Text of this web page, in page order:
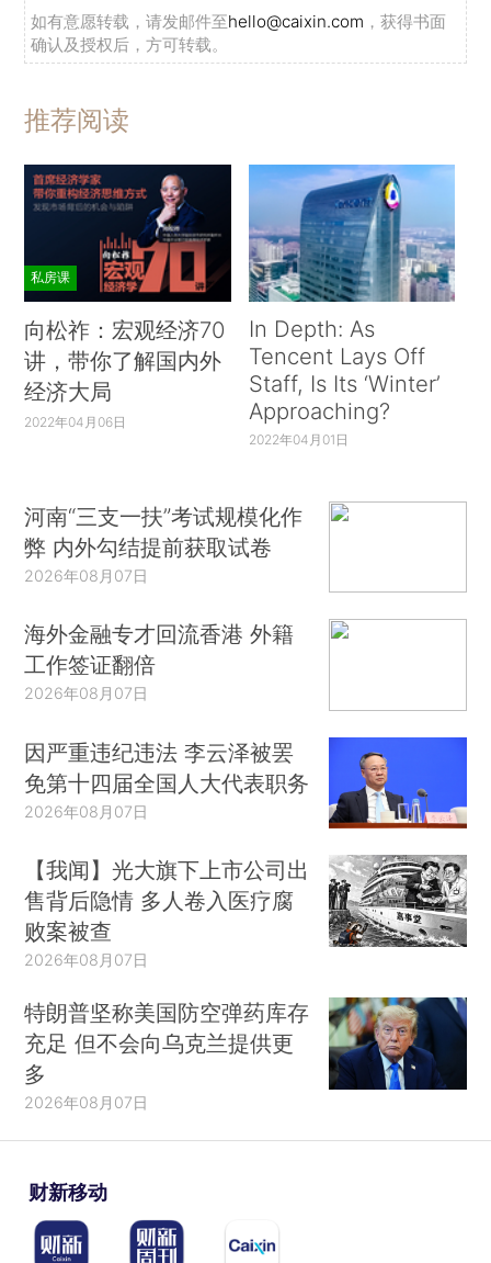
如有意愿转载，请发邮件至hello@caixin.com ，获得书面
确认及授权后，方可转载。
推荐阅读
私房课
向松祚：宏观经济70
讲，带你了解国内外
经济大局
2022年04月06日
In Depth: As
Tencent Lays Off
Staff, Is Its ‘Winter’
Approaching?
2022年04月01日
河南“三支一扶”考试规模化作
弊 内外勾结提前获取试卷
2026年08月07日
海外金融专才回流香港 外籍
工作签证翻倍
2026年08月07日
因严重违纪违法 李云泽被罢
免第十四届全国人大代表职务
2026年08月07日
【我闻】光大旗下上市公司出
售背后隐情 多人卷入医疗腐
败案被查
2026年08月07日
特朗普坚称美国防空弹药库存
充足 但不会向乌克兰提供更
多
2026年08月07日
财新移动